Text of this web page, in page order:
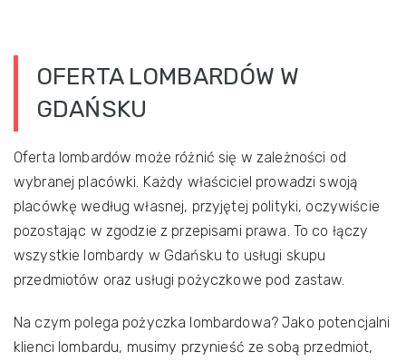
OFERTA LOMBARDÓW W
GDAŃSKU
Oferta lombardów może różnić się w zależności od
wybranej placówki. Każdy właściciel prowadzi swoją
placówkę według własnej, przyjętej polityki, oczywiście
pozostając w zgodzie z przepisami prawa. To co łączy
wszystkie lombardy w Gdańsku to usługi skupu
przedmiotów oraz usługi pożyczkowe pod zastaw.
Na czym polega pożyczka lombardowa? Jako potencjalni
klienci lombardu, musimy przynieść ze sobą przedmiot,